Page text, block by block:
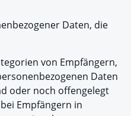
Daten, die
von Empfängern,
Daten
oder noch offengelegt
Empfängern in